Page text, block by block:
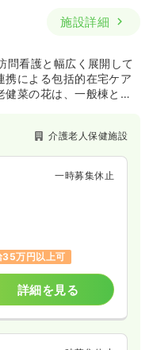
施設詳細
問看護と幅広く展開して
携による包括的在宅ケア
菜の花は、一般棟と認
介護老人保健施設
一時募集休止
35万円以上可
詳細を見る